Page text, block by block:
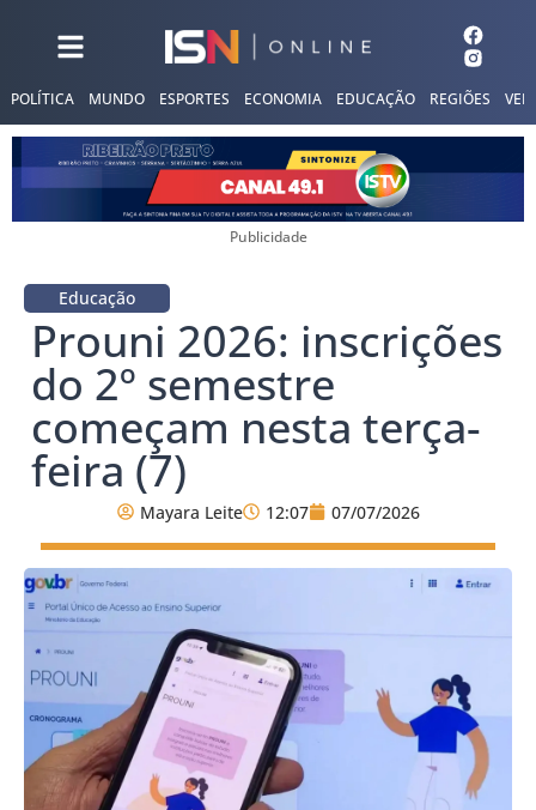
POLÍTICA MUNDO ESPORTES ECONOMIA EDUCAÇÃO REGIÕES
Publicidade
Educação
Prouni 2026: inscrições
do 2º semestre
começam nesta terça-
feira (7)
Mayara Leite 12:07 07/07/2026